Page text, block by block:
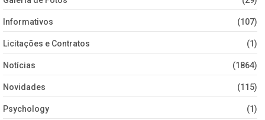
Informativos (107)
Licitações e Contratos (1)
Notícias (1864)
Novidades (115)
Psychology (1)